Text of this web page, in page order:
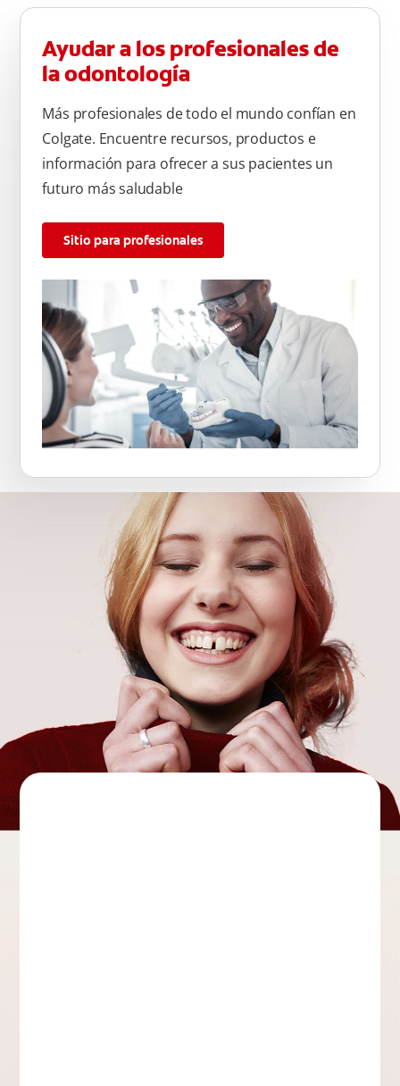
Ayudar a los profesionales de
la odontología
Más profesionales de todo el mundo confían en
Colgate. Encuentre recursos, productos e
información para ofrecer a sus pacientes un
futuro más saludable
Sitio para profesionales